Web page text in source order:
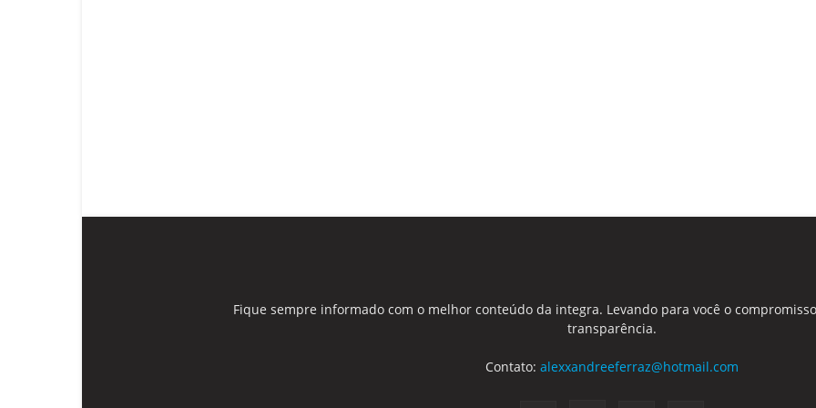
Fique sempre informado com o melhor conteúdo da integra. Levando para você o
transparência.
Contato: alexxandreeferraz@hotmail.com